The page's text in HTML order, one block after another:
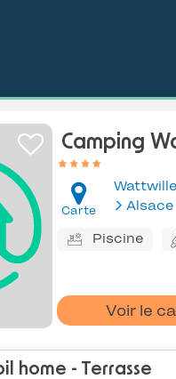
Camping
Carte
Alsace
Piscine
Voir le
home - Terrasse